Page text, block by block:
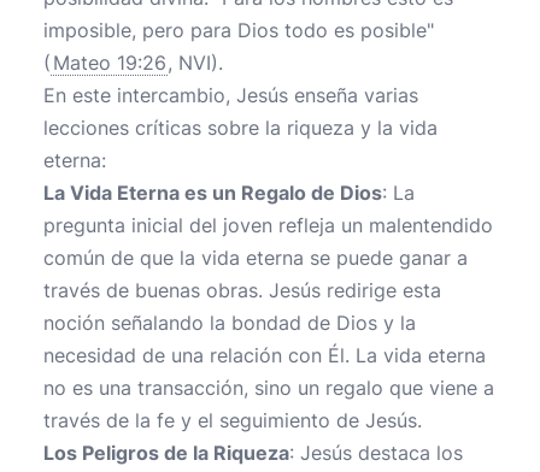
imposible, pero para Dios todo es posible"
( Mateo 19:26, NVI).
En este intercambio, Jesús enseña varias
lecciones críticas sobre la riqueza y la vida
eterna:
La Vida Eterna es un Regalo de Dios: La
pregunta inicial del joven refleja un malentendido
común de que la vida eterna se puede ganar a
través de buenas obras. Jesús redirige esta
noción señalando la bondad de Dios y la
necesidad de una relación con Él. La vida eterna
no es una transacción, sino un regalo que viene a
través de la fe y el seguimiento de Jesús.
Los Peligros de la Riqueza: Jesús destaca los